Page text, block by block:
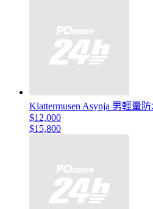
Klattermusen Asynja 男輕量
$12,000
$15,800